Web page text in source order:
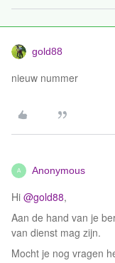
gold88
nieuw nummer
A Anonymous
Hi @gold88,
Aan de hand van je
van dienst mag zijn.
Mocht je nog vragen